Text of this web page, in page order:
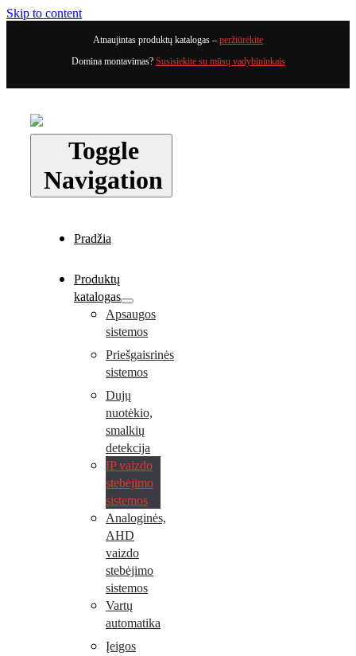
Skip to content
Atnaujintas produktų katalogas – peržiūrėkite
Domina montavimas? Susisiekite su mūsų vadybininkais
Toggle
Navigation
Pradžia
Produktų
katalogas
Apsaugos
sistemos
Priešgaisrinės
sistemos
Dujų
nuotėkio,
smalkių
detekcija
IP vaizdo
stebėjimo
sistemos
Analoginės,
AHD
vaizdo
stebėjimo
sistemos
Vartų
automatika
Įeigos